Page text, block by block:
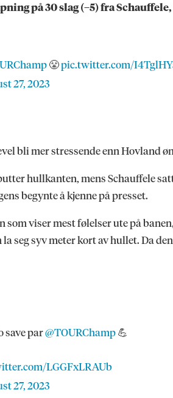
på 30 slag (–5) fra
😤pic.twitter.com/
27, 2023
bli mer stressende enn Hovland
hullkanten, mens Schauffele
begynte å kjenne på presset.
viser mest følelser ute på
seg syv meter kort av hullet. Da
save par@TOURChamp 💪
LGGFxLRAUb
27, 2023